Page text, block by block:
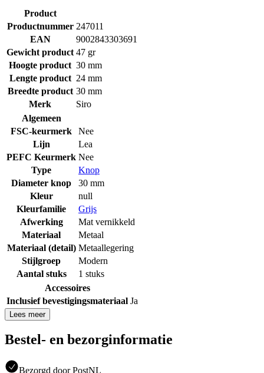
Product
Productnummer 247011
EAN
9002843303691
Gewicht product 47 gr
Hoogte product 30 mm
Lengte product 24 mm
Breedte product 30 mm
Merk
Siro
Algemeen
FSC-keurmerk
Nee
Lijn
Lea
PEFC Keurmerk Nee
Type
Knop
Diameter knop
30 mm
Kleur
null
Kleurfamilie
Grijs
Afwerking
Mat vernikkeld
Materiaal
Metaal
Materiaal (detail) Metaallegering
Stijlgroep
Modern
Aantal stuks
1 stuks
Accessoires
Inclusief bevestigingsmateriaal Ja
Lees meer
Bestel- en bezorginformatie
Bezorgd door PostNL